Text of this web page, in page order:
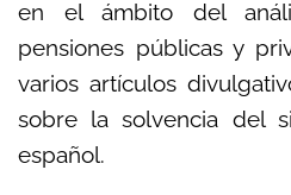
en el ámbito del
pensiones públicas y
varios artículos
sobre la solvencia del
español.